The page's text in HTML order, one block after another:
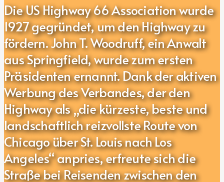
Die US Highway 66 Association wurde
1927 gegründet, um den Highway zu
fördern. John T. Woodruff, ein Anwalt
aus Springfield, wurde zum ersten
Präsidenten ernannt. Dank der aktiven
Werbung des Verbandes, der den
Highway als „die kürzeste, beste und
landschaftlich reizvollste Route von
Chicago über St. Louis nach Los
Angeles“ anpries, erfreute sich die
Straße bei Reisenden zwischen den